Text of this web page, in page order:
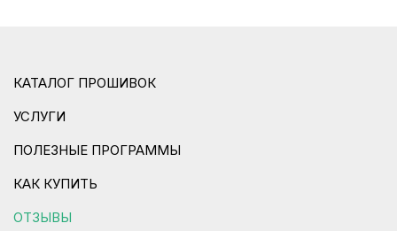
КАТАЛОГ ПРОШИВОК
УСЛУГИ
ПОЛЕЗНЫЕ ПРОГРАММЫ
КАК КУПИТЬ
ОТЗЫВЫ